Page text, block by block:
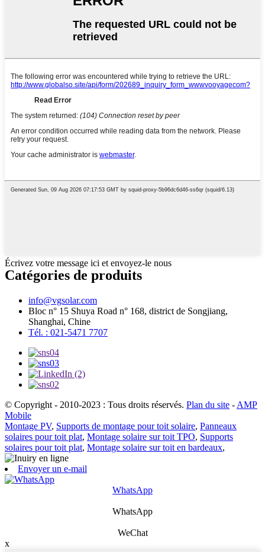
Écrivez votre message ici et envoyez-le nous
Catégories de produits
info@vgsolar.com
Bloc n° 15 Shuya Road n° 168, district de Songjiang,
Shanghai, Chine
Tél. : 021-5471 7707
© Copyright - 2010-2023 : Tous droits réservés. Plan du site - AMP
Mobile
Montage PV, Supports de montage pour toit solaire, Panneaux
solaires pour toit plat, Montage solaire sur toit TPO, Supports
solaires pour toit plat, Montage solaire sur toit en bardeaux,
Envoyer un e-mail
WhatsApp
WhatsApp
WeChat
x